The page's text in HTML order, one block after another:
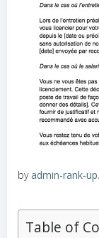
byadmin-rank-
Table of